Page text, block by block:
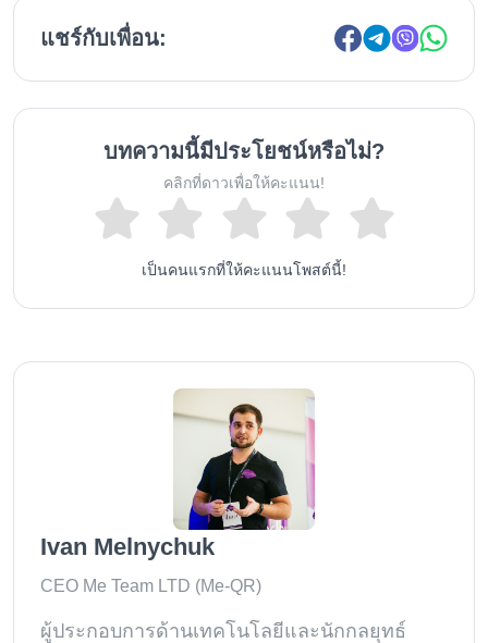
แชร์กับเพื่อน:
บทความนี้มีประโยชน์หรือไม่?
คลิกที่ดาวเพื่อให้คะแนน!
เป็นคนแรกที่ให้คะแนนโพสต์นี้!
Ivan Melnychuk
CEO Me Team LTD (Me-QR)
ผู้ประกอบการด้านเทคโนโลยีและนักกลยุทธ์